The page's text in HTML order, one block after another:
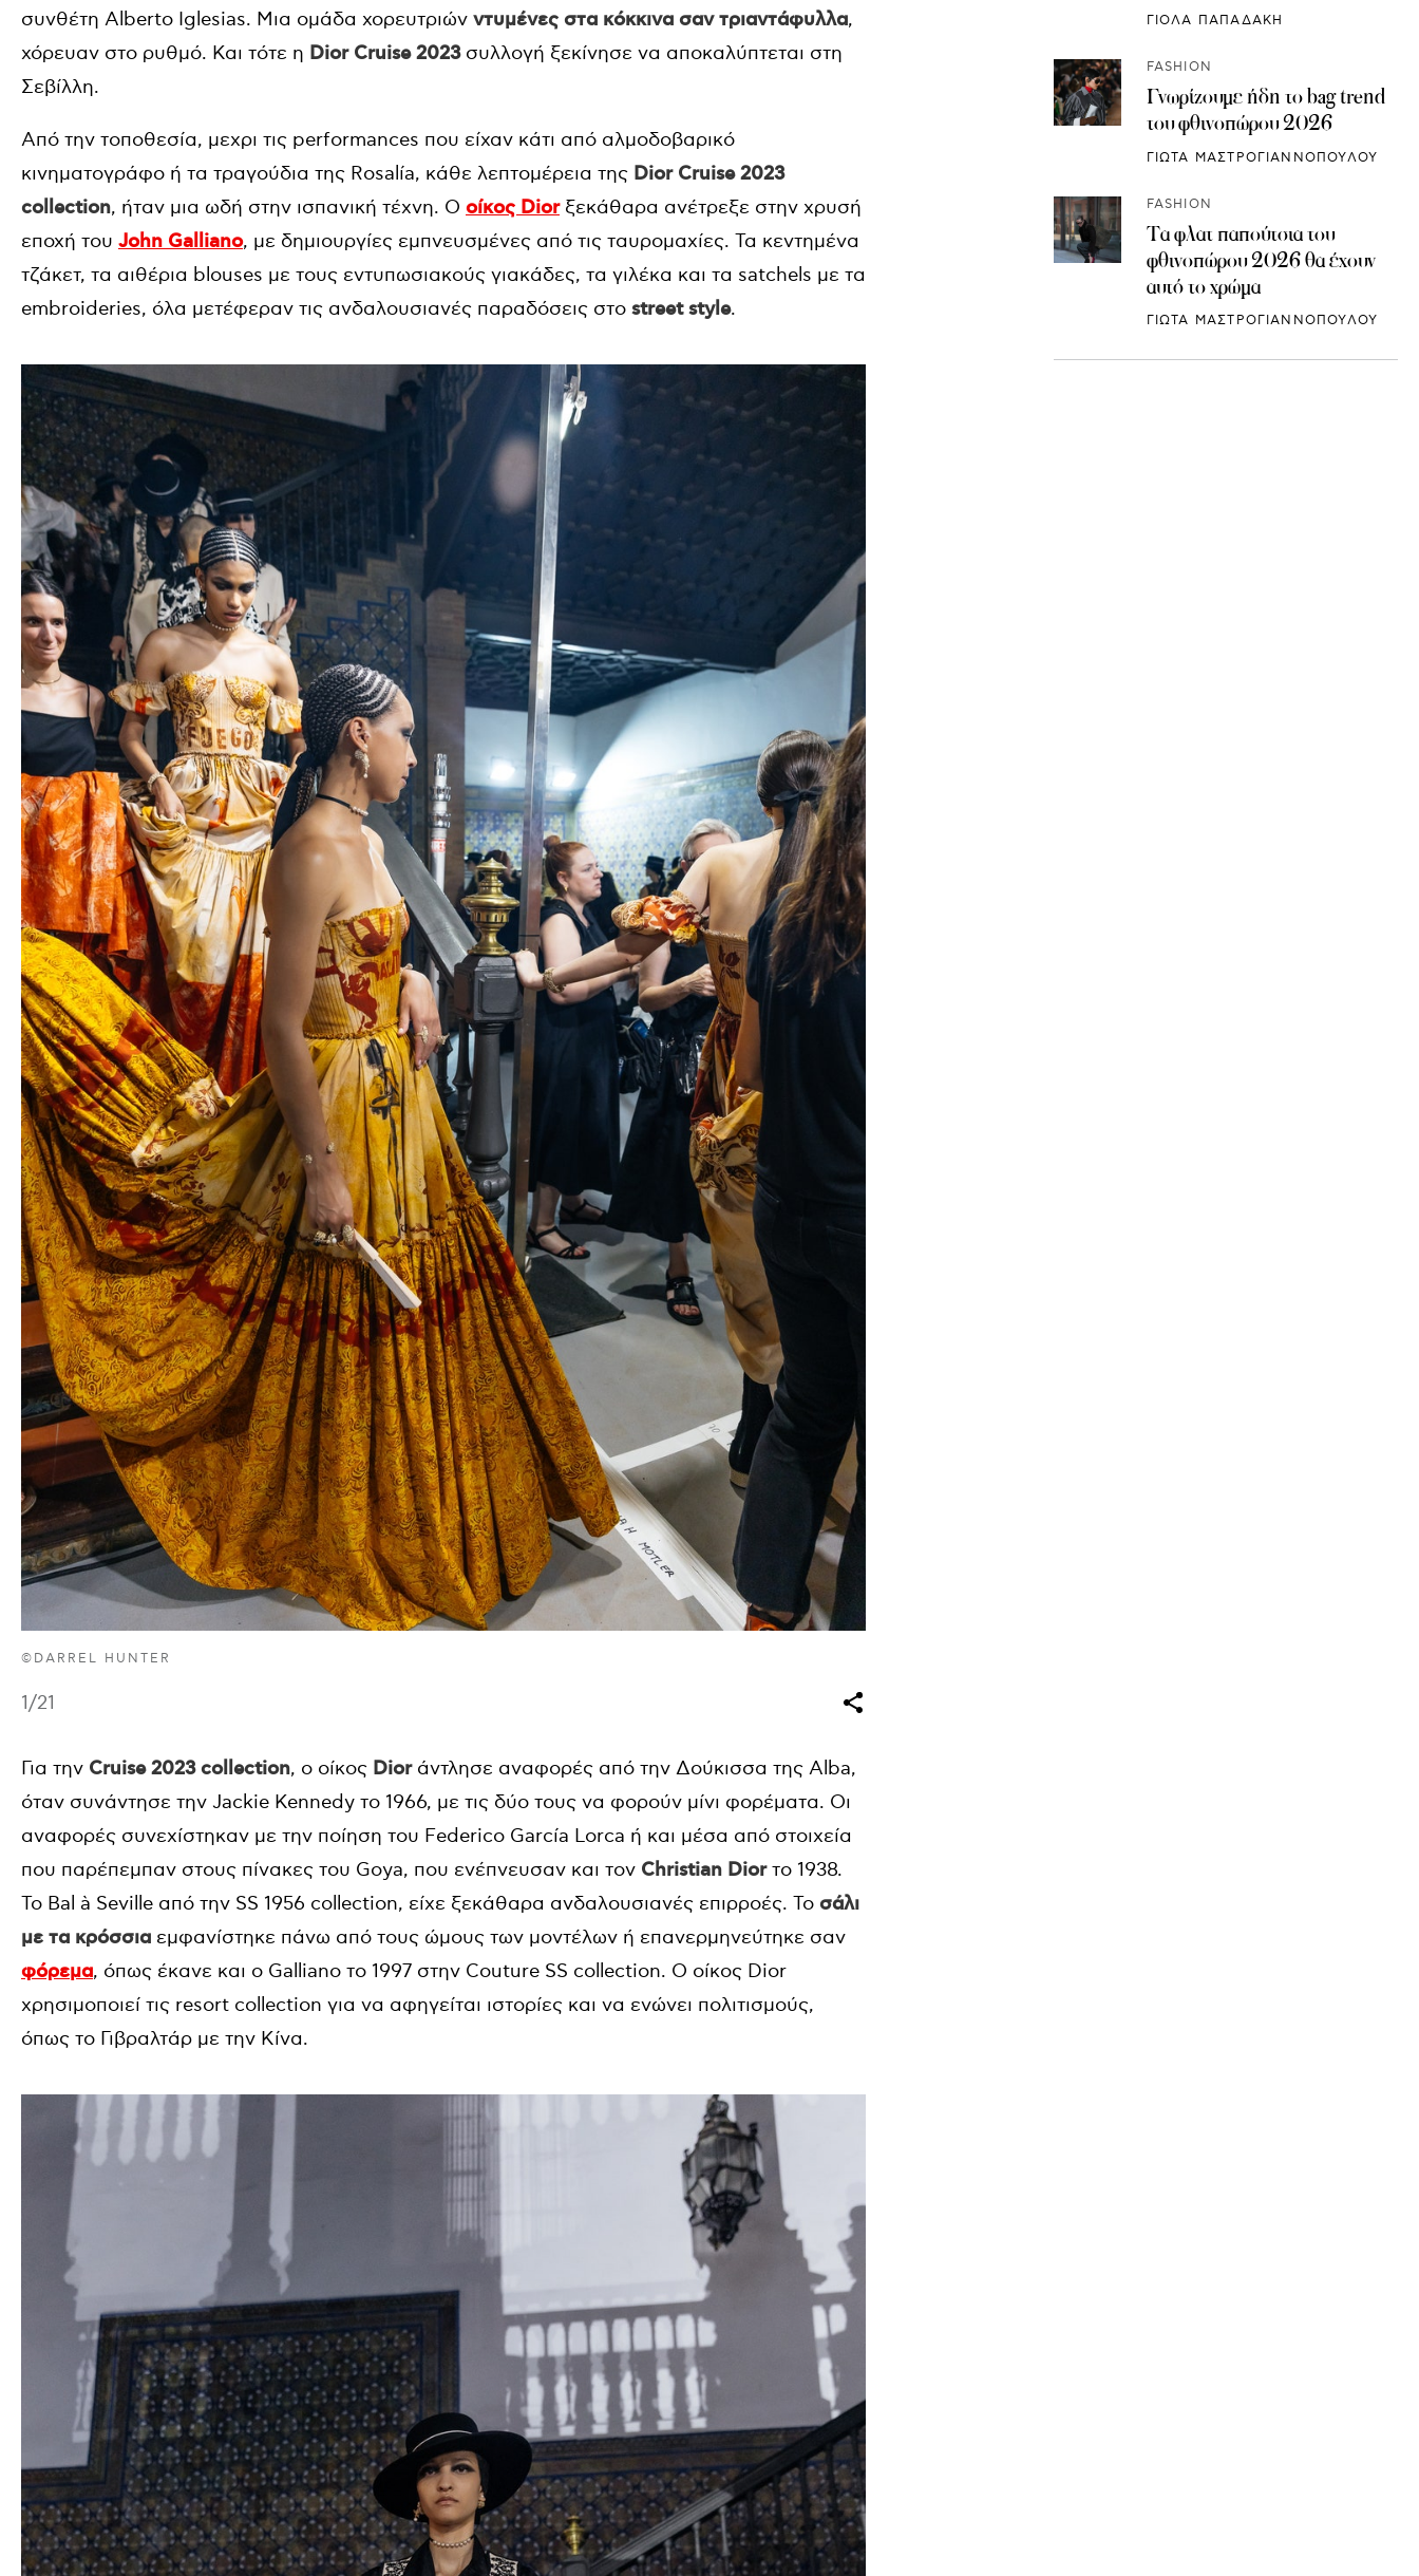
συνθέτη Alberto Iglesias. Μια ομάδα χορευτριών ντυμένες στα κόκκινα σαν τριαντάφυλλα,
χόρευαν στο ρυθμό. Και τότε η Dior Cruise 2023συλλογή ξεκίνησε να αποκαλύπτεται στη
Σεβίλλη.
Από την τοποθεσία, μεχρι τις performances που είχαν κάτι από αλμοδοβαρικό
κινηματογράφο ή τα τραγούδια της Rosalía, κάθε λεπτομέρεια της Dior Cruise 2023
collection, ήταν μια ωδή στην ισπανική τέχνη. Ο οίκος Diorξεκάθαρα ανέτρεξε στην χρυσή
εποχή του John Galliano, με δημιουργίες εμπνευσμένες από τις ταυρομαχίες. Τα κεντημένα
τζάκετ, τα αιθέρια blouses με τους εντυπωσιακούς γιακάδες, τα γιλέκα και τα satchels με τα
embroideries, όλα μετέφεραν τις ανδαλουσιανές παραδόσεις στο street style.
©DARREL HUNTER
1/21
Για την Cruise 2023 collection, ο οίκος Diorάντλησε αναφορές από την Δούκισσα της Alba,
όταν συνάντησε την Jackie Kennedy το 1966, με τις δύο τους να φορούν μίνι φορέματα. Οι
αναφορές συνεχίστηκαν με την ποίηση του Federico García Lorca ή και μέσα από στοιχεία
που παρέπεμπαν στους πίνακες του Goya, που ενέπνευσαν και τον Christian Diorτο 1938.
Το Bal à Seville από την SS 1956 collection, είχε ξεκάθαρα ανδαλουσιανές επιρροές. Το σάλι
με τα κρόσσια εμφανίστηκε πάνω από τους ώμους των μοντέλων ή επανερμηνεύτηκε σαν
φόρεμα, όπως έκανε και ο Galliano το 1997 στην Couture SS collection. Ο οίκος Dior
χρησιμοποιεί τις resort collection για να αφηγείται ιστορίες και να ενώνει πολιτισμούς,
όπως το Γιβραλτάρ με την Κίνα.
ΓΙΟΛΑ ΠΑΠΑΔΑΚΗ
FASHION
Γνωρίζουμε ήδη το bag trend
του φθινοπώρου 2026
ΓΙΩΤΑ ΜΑΣΤΡΟΓΙΑΝΝΟΠΟΥΛΟΥ
FASHION
Τα φλατ παπούτσια του
φθινοπώρου 2026 θα έχουν
αυτό το χρώμα
ΓΙΩΤΑ ΜΑΣΤΡΟΓΙΑΝΝΟΠΟΥΛΟΥ